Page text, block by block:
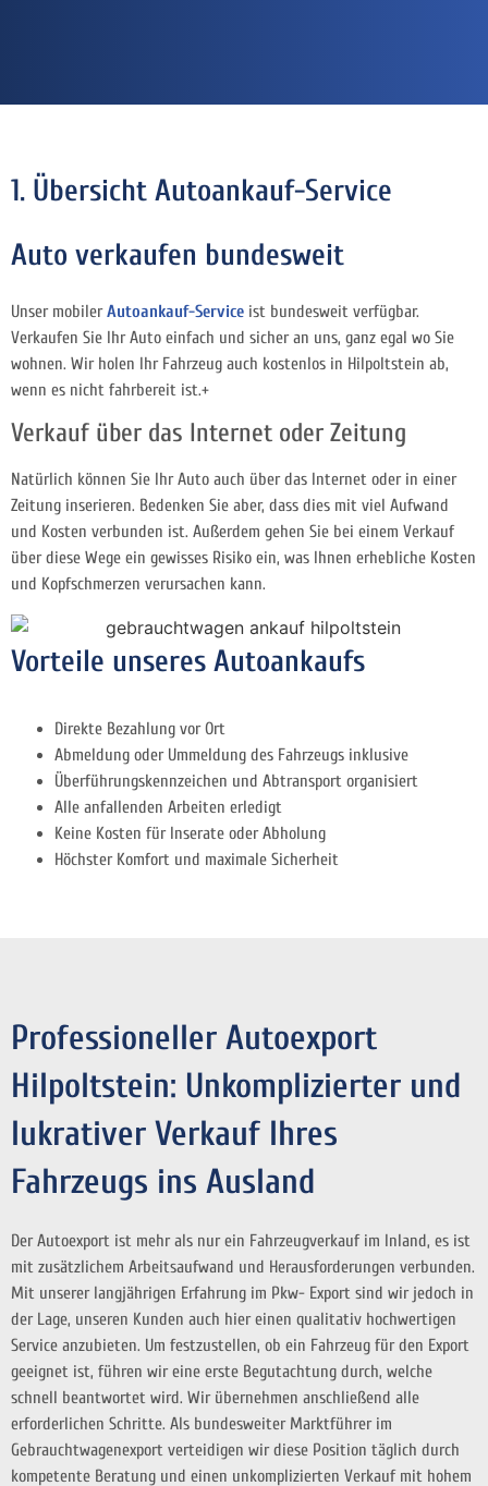
1. Übersicht Autoankauf-Service
Auto verkaufen bundesweit
Unser mobilerAutoankauf-Service ist bundesweit verfügbar.
Verkaufen Sie Ihr Auto einfach und sicher an uns, ganz egal wo Sie
wohnen. Wir holen Ihr Fahrzeug auch kostenlos in Hilpoltstein ab,
wenn es nicht fahrbereit ist.+
Verkauf über das Internet oder Zeitung
Natürlich können Sie Ihr Auto auch über das Internet oder in einer
Zeitung inserieren. Bedenken Sie aber, dass dies mit viel Aufwand
und Kosten verbunden ist. Außerdem gehen Sie bei einem Verkauf
über diese Wege ein gewisses Risiko ein, was Ihnen erhebliche Kosten
und Kopfschmerzen verursachen kann.
Vorteile unseres Autoankaufs
Direkte Bezahlung vor Ort
Abmeldung oder Ummeldung des Fahrzeugs inklusive
Überführungskennzeichen und Abtransport organisiert
Alle anfallenden Arbeiten erledigt
Keine Kosten für Inserate oder Abholung
Höchster Komfort und maximale Sicherheit
Professioneller Autoexport
Hilpoltstein: Unkomplizierter und
lukrativer Verkauf Ihres
Fahrzeugs ins Ausland
Der Autoexport ist mehr als nur ein Fahrzeugverkauf im Inland, es ist
mit zusätzlichem Arbeitsaufwand und Herausforderungen verbunden.
Mit unserer langjährigen Erfahrung im Pkw- Export sind wir jedoch in
der Lage, unseren Kunden auch hier einen qualitativ hochwertigen
Service anzubieten. Um festzustellen, ob ein Fahrzeug für den Export
geeignet ist, führen wir eine erste Begutachtung durch, welche
schnell beantwortet wird. Wir übernehmen anschließend alle
erforderlichen Schritte. Als bundesweiter Marktführer im
Gebrauchtwagenexport verteidigen wir diese Position täglich durch
kompetente Beratung und einen unkomplizierten Verkauf mit hohem